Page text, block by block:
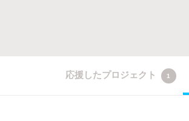
応援したプロジェクト 1